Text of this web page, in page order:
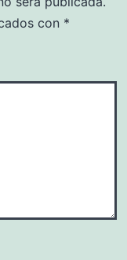
con *